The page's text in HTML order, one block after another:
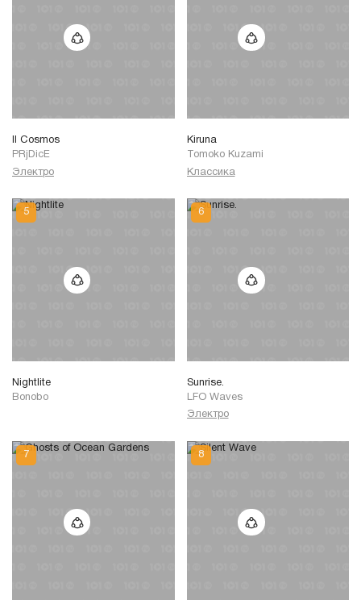
II Cosmos
PRjDicE
Электро
Kiruna
Tomoko Kuzami
Классика
Nightlite
Bonobo
Sunrise.
LFO Waves
Электро